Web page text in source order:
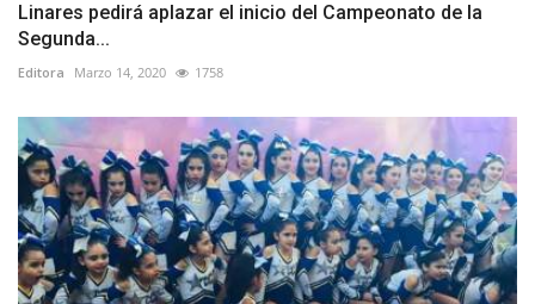
Linares pedirá aplazar el inicio del Campeonato de la
Segunda...
Editora Marzo 14, 2020 1758